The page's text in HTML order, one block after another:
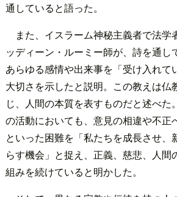
通していると語った。
また、イスラーム神秘主義者で法学
ッディーン・ルーミー師が、詩を通し
あらゆる感情や出来事を「受け入れて
大切さを示したと説明。この教えは仏
じ、人間の本質を表すものだと述べた
の活動においても、意見の相違や不正
といった困難を「私たちを成長させ、
らす機会」と捉え、正義、慈悲、人間
組みを続けていると明かした。